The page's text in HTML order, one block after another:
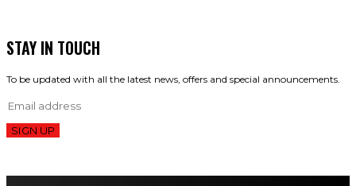
STAY IN TOUCH
To be updated with all the latest news, offers and special announcements.
SIGN UP